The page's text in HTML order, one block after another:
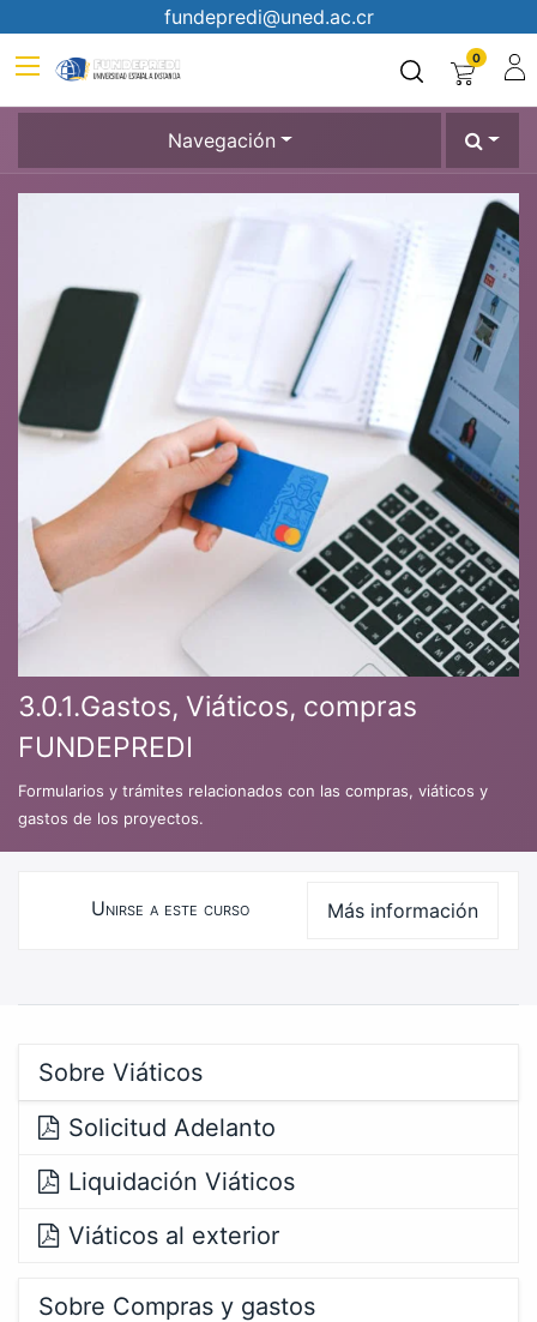
fundepredi@uned.ac.cr
0
Navegación
3.0.1.Gastos, Viáticos, compras
FUNDEPREDI
Formularios y trámites relacionados con las compras, viáticos y
gastos de los proyectos.
Unirse a este curso Más información
Sobre Viáticos
Solicitud Adelanto
Liquidación Viáticos
Viáticos al exterior
Sobre Compras y gastos